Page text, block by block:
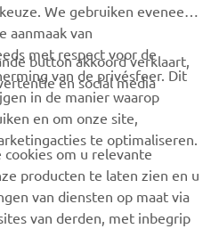
We gebruiken eveneens
aanmaak van
met respect voor de
van de privésfeer. Dit
in de manier waarop
en om onze site,
te optimaliseren.
button akkoord verklaart,
en social media
om u relevante
producten te laten zien en u
van diensten op maat via
van derden, met inbegrip